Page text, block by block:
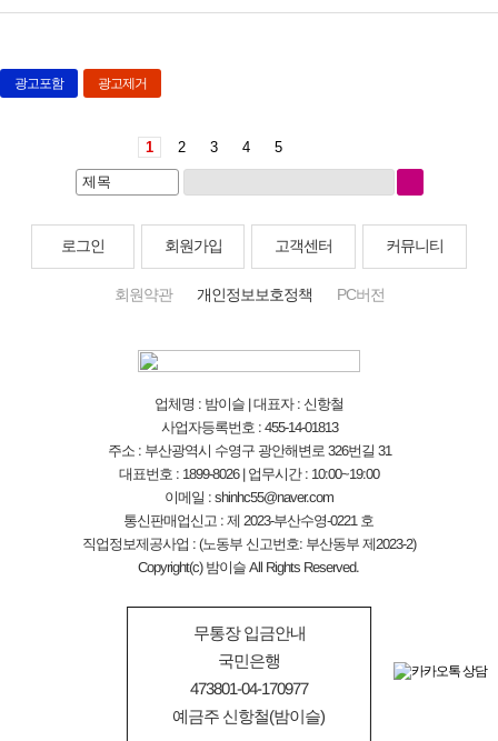
광고포함 광고제거
1 2 3 4 5
로그인 회원가입 고객센터 커뮤니티
회원약관 개인정보보호정책 PC버전
업체명 : 밤이슬 | 대표자 : 신항철
사업자등록번호 : 455-14-01813
주소 : 부산광역시 수영구 광안해변로 326번길 31
대표번호 : 1899-8026 | 업무시간 : 10:00~19:00
이메일 : shinhc55@naver.com
통신판매업신고 : 제 2023-부산수영-0221 호
직업정보제공사업 : (노동부 신고번호: 부산동부 제2023-2)
Copyright(c) 밤이슬 All Rights Reserved.
무통장 입금안내
국민은행
473801-04-170977
예금주 신항철(밤이슬)